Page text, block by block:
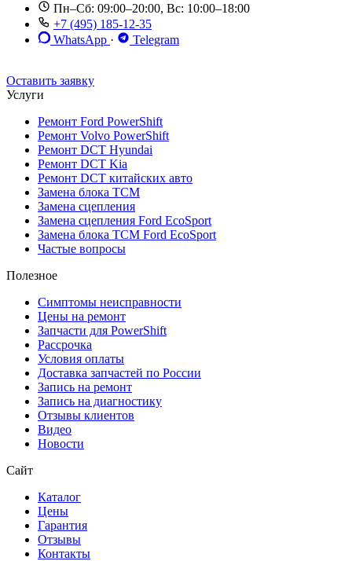
Пн–Сб: 09:00–20:00, Вс: 10:00–18:00
+7 (495) 185-12-35
WhatsApp ·
Telegram
Оставить заявку
Услуги
Ремонт Ford PowerShift
Ремонт Volvo PowerShift
Ремонт DCT Hyundai
Ремонт DCT Kia
Ремонт DCT китайских авто
Замена блока TCM
Замена сцепления
Замена сцепления Ford EcoSport
Замена блока TCM Ford EcoSport
Частые вопросы
Полезное
Симптомы неисправности
Цены на ремонт
Запчасти для PowerShift
Рассрочка
Условия оплаты
Доставка запчастей по России
Запись на ремонт
Запись на диагностику
Отзывы клиентов
Видео
Новости
Сайт
Каталог
Цены
Гарантия
Отзывы
Контакты